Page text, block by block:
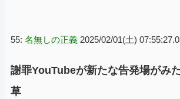
55: 名無しの正義 2025/02/01(土)
謝罪YouTubeが新たな告発場がみ
草